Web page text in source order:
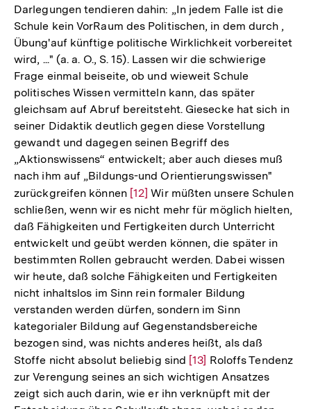
Darlegungen tendieren dahin: „In jedem Falle ist die
Schule kein VorRaum des Politischen, in dem durch ,
Übung'auf künftige politische Wirklichkeit vorbereitet
wird, ..." (a. a. O., S. 15). Lassen wir die schwierige
Frage einmal beiseite, ob und wieweit Schule
politisches Wissen vermitteln kann, das später
gleichsam auf Abruf bereitsteht. Giesecke hat sich in
seiner Didaktik deutlich gegen diese Vorstellung
gewandt und dagegen seinen Begriff des
„Aktionswissens“ entwickelt; aber auch dieses muß
nach ihm auf „Bildungs-und Orientierungswissen"
zurückgreifen können Zur
Auflösung
der
Fußnote
[12] Wir müßten unsere Schulen
schließen, wenn wir es nicht mehr für möglich hielten,
daß Fähigkeiten und Fertigkeiten durch Unterricht
entwickelt und geübt werden können, die später in
bestimmten Rollen gebraucht werden. Dabei wissen
wir heute, daß solche Fähigkeiten und Fertigkeiten
nicht inhaltslos im Sinn rein formaler Bildung
verstanden werden dürfen, sondern im Sinn
kategorialer Bildung auf Gegenstandsbereiche
bezogen sind, was nichts anderes heißt, als daß
Stoffe nicht absolut beliebig sind Zur
Auflösung
der
[13] Roloffs Tendenz
zur Verengung seines an sich wichtigen Ansatzes
zeigt sich auch darin, wie er ihn verknüpft mit der